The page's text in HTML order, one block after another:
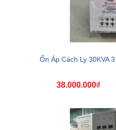
Ổn Áp Cách Ly 30KVA
38.000.000₫